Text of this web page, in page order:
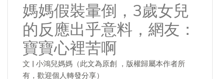
媽媽假裝暈倒，3歲女兒
的反應出乎意料，網友：
寶寶心裡苦啊
文 | 小鴻兒媽媽（此文為原創 ，版權歸屬本作者所
有，歡迎個人轉發分享）